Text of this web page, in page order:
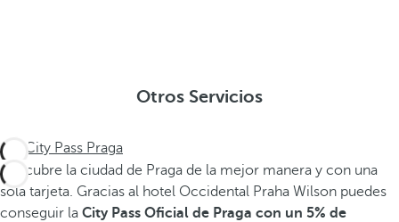
Otros Servicios
City Pass Praga
Descubre la ciudad de Praga de la mejor manera y con una
sola tarjeta. Gracias al hotel Occidental Praha Wilson puedes
conseguir la City Pass Oficial de Praga con un 5% de